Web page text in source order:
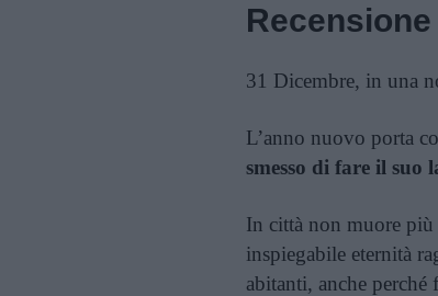
31 Dicembre, in una
L’anno nuovo porta
smesso di fare il suo
In città non muore più
inspiegabile eternità
abitanti, anche